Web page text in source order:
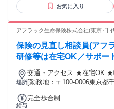
て、古い業界を変革したい
したい方
お気に入り
アフラック生命保険株式会社(東京･千
保険の見直し相談員(アフ
研修等は在宅OK／サポー
場所
交通・アクセス ★在宅OK
宿区西新宿」への出社あり
[勤務地：〒100-0006東京都
給与
完全歩合制